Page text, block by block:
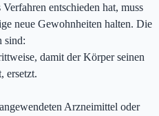
entschieden hat, muss
neue Gewohnheiten halten. Die
sind:
damit der Körper seinen
ersetzt.
Arzneimittel oder